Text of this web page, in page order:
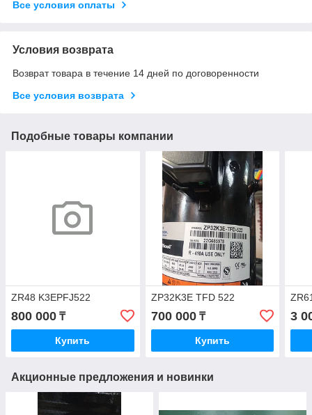
Все условия оплаты
Условия возврата
Возврат товара в течение 14 дней по договоренности
Все условия возврата
Подобные товары компании
ZR48 K3EPFJ522
800 000 ₸
Купить
ZP32K3E TFD 522
700 000₸
Купить
3
Акционные предложения и новинки